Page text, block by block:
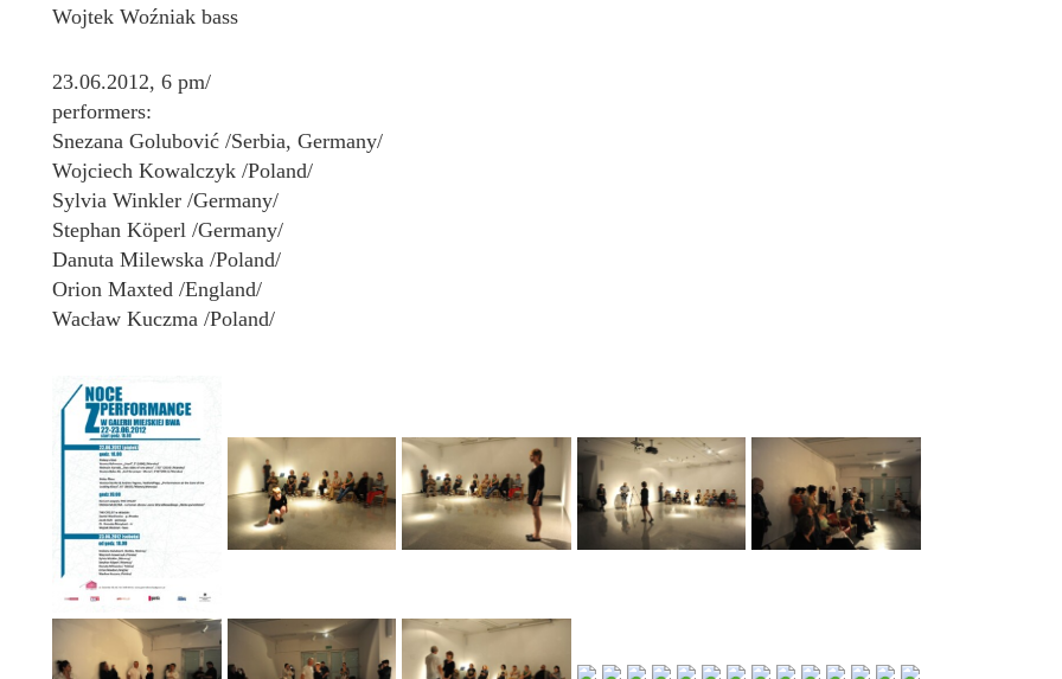
Wojtek Woźniak bass
23.06.2012, 6 pm/
performers:
Snezana Golubović /Serbia, Germany/
Wojciech Kowalczyk /Poland/
Sylvia Winkler /Germany/
Stephan Köperl /Germany/
Danuta Milewska /Poland/
Orion Maxted /England/
Wacław Kuczma /Poland/